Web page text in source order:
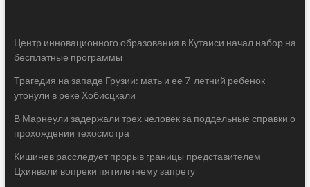
Центр инновационного образования в Кутаиси начал набор на
бесплатные программы
Трагедия на западе Грузии: мать и ее 7-летний ребенок
утонули в реке Хобисцкали
В Марнеули задержали трех человек за поддельные справки о
прохождении техосмотра
Кишинев расследует прорыв границы представителем
Цхинвали вопреки пятилетнему запрету